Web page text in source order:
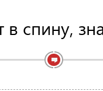
спину,